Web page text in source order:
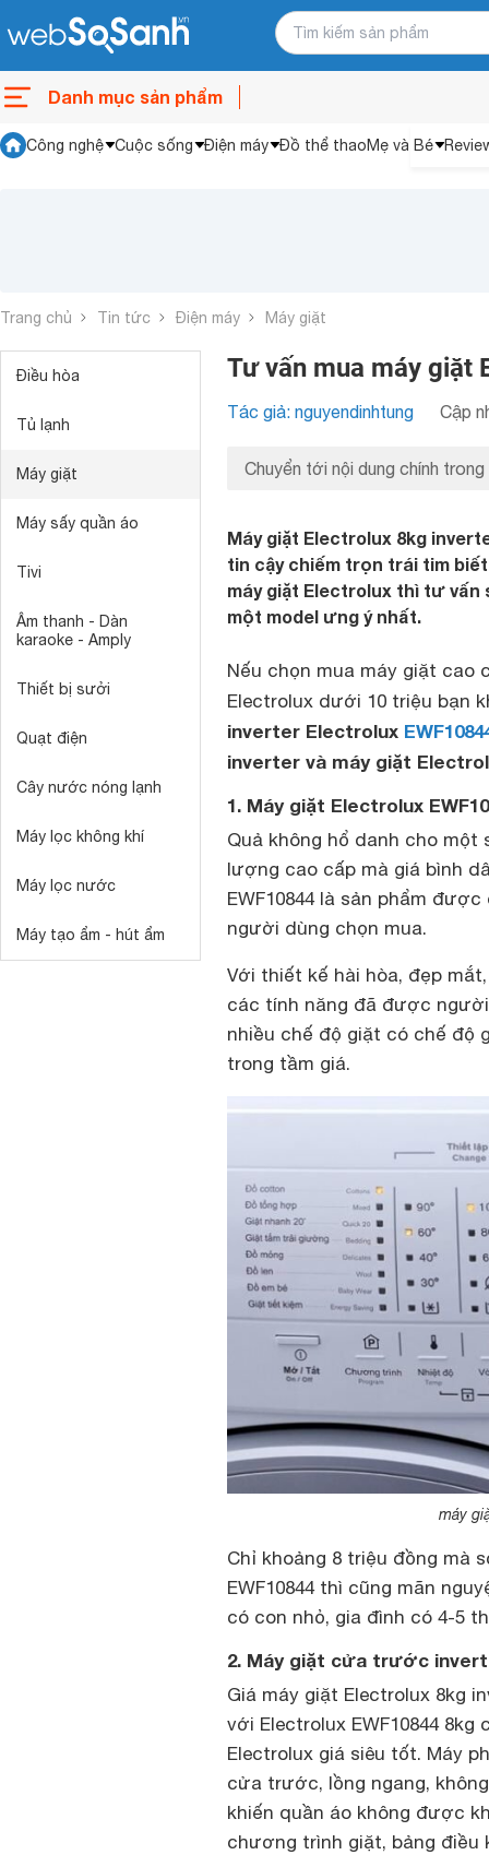
Danh mục sản phẩm
Công nghệ Cuộc sống Điện máy Đồ thể thaoMẹ và Bé
Trang chủ Tin tức Điện máy Máy giặt
Điều hòa
Tủ lạnh
Máy giặt
Máy sấy quần áo
Tivi
Âm thanh - Dàn
karaoke - Amply
Thiết bị sưởi
Quạt điện
Cây nước nóng lạnh
Máy lọc không khí
Máy lọc nước
Máy tạo ẩm - hút ẩm
Tư vấn mua máy giặt
Tác giả: nguyendinhtung Cập
Chuyển tới nội dung chính trong
Máy giặt Electrolux 8kg
tin cậy chiếm trọn trái tim
máy giặt Electrolux thì tư vấn
một model ưng ý nhất.
Nếu chọn mua máy giặt cao
Electrolux dưới 10 triệu bạn
inverter Electrolux
inverter và máy giặt
1. Máy giặt Electrolux
Quả không hổ danh cho một
lượng cao cấp mà giá bình
EWF10844 là sản phẩm
người dùng chọn mua.
Với thiết kế hài hòa, đẹp
các tính năng đã được
nhiều chế độ giặt có chế độ
trong tầm giá.
máy
Chỉ khoảng 8 triệu đồng
EWF10844 thì cũng mãn
có con nhỏ, gia đình có 4-5
2. Máy giặt cửa trước
Giá máy giặt Electrolux 8kg
với Electrolux EWF10844
Electrolux giá siêu tốt. Máy
cửa trước, lồng ngang,
khiến quần áo không được
chương trình giặt, bảng điều